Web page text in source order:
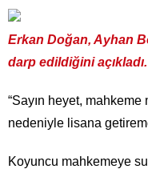
Erkan Doğan, Ayhan
darp edildiğini açıkladı.
“Sayın heyet,
nedeniyle lisana
Koyuncu mahkemeye